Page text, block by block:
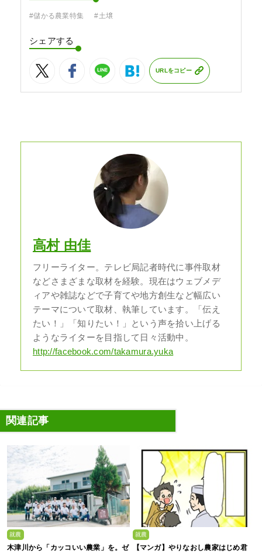
#儲かる農業特集 #土壌
シェアする
URLをコピー
高村 由佳
フリーライター。テレビ局記者時代に事件取材
などさまざまな取材を経験。現在はウェブメデ
ィアや雑誌などで子育てや地方創生など幅広い
テーマについて取材、執筆しています。「伝え
たい！」「知りたい！」という声を拾い上げる
ようなライターを目指して日々活動中。
http://facebook.com/takamura.yuka
関連記事
就農
木津川から「カッコいい農業」を。ゼ
就農
【マンガ】やりなおし農家はじめ君